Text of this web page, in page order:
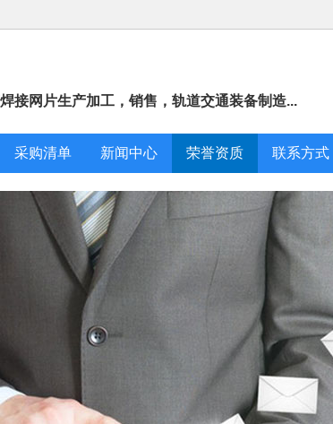
接网片生产加工，销售，轨道交通装备制造...
采购清单 新闻中心 荣誉资质 联系方式